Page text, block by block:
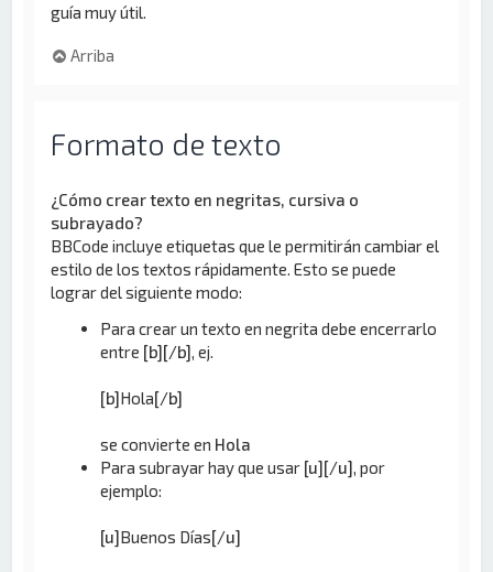
guía muy útil.
Arriba
Formato de texto
¿Cómo crear texto en negritas, cursiva o
subrayado?
BBCode incluye etiquetas que le permitirán cambiar el
estilo de los textos rápidamente. Esto se puede
lograr del siguiente modo:
Para crear un texto en negrita debe encerrarlo
entre [b][/b], ej.
[b]Hola[/b]
se convierte en Hola
Para subrayar hay que usar [u][/u], por
ejemplo:
[u]Buenos Días[/u]